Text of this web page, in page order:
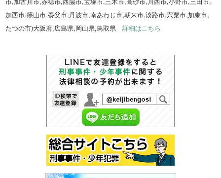
加西市,篠山市,養父市,丹波市,南あわじ市,朝来市,淡路市,宍粟市,加東市,
たつの市)大阪府,広島県,岡山県,鳥取県詳細はこちら